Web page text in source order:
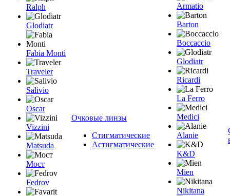
Ralph
Glodiatr
Fabia Monti
Traveler
Salivio
Oscar
Vizzini
Matsuda
Мост
Fedrov
Очковые линзы
Стигматические
Астигматические
Armatio
Barton
Boccaccio
Glodiatr
Ricardi
La Ferro
Medici
Alanie
K&D
Mien
Nikitana